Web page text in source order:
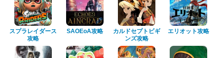
スプラレイダース
攻略
SAOEoA攻略
カルドセプトビギ
ンズ攻略
エリオット攻略